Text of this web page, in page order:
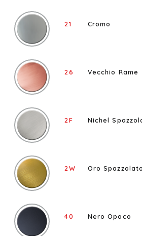
21 Cromo
26 Vecchio Rame
2F Nichel
2W Oro Spazzolato
40 Nero Opaco